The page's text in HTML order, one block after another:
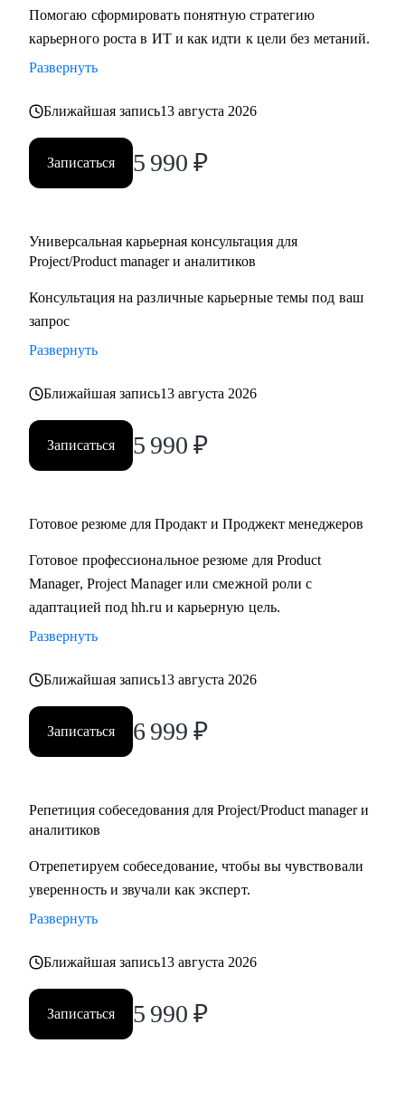
Помогаю сформировать понятную стратегию
карьерного роста в ИТ и как идти к цели без метаний.
Развернуть
Ближайшая запись13 августа 2026
Записаться 5 990 ₽
Универсальная карьерная консультация для
Project/Product manager и аналитиков
Консультация на различные карьерные темы под ваш
запрос
Развернуть
Ближайшая запись13 августа 2026
Записаться 5 990 ₽
Готовое резюме для Продакт и Проджект менеджеров
Готовое профессиональное резюме для Product
Manager, Project Manager или смежной роли с
адаптацией под hh.ru и карьерную цель.
Развернуть
Ближайшая запись13 августа 2026
Записаться 6 999 ₽
Репетиция собеседования для Project/Product manager и
аналитиков
Отрепетируем собеседование, чтобы вы чувствовали
уверенность и звучали как эксперт.
Развернуть
Ближайшая запись13 августа 2026
Записаться 5 990 ₽